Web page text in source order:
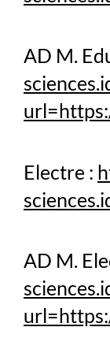
AD M.
Electre :
AD M.